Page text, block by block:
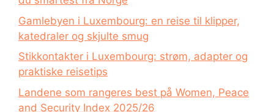
Gamlebyen i Luxembourg: en reise til klipper,
katedraler og skjulte smug
Stikkontakter i Luxembourg: strøm, adapter og
praktiske reisetips
Landene som rangeres best på Women, Peace
and Security Index 2025/26